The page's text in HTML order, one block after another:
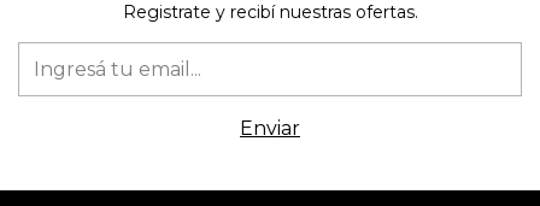
Registrate y recibí nuestras ofertas.